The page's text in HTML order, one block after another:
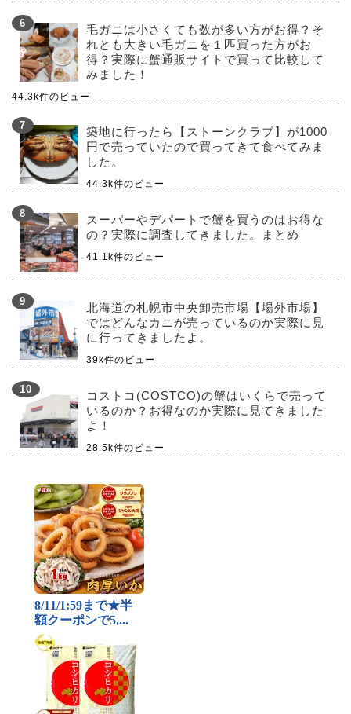
毛ガニは小さくても数が多い方がお得？そ
れとも大きい毛ガニを１匹買った方がお
得？実際に蟹通販サイトで買って比較して
みました！
44.3k件のビュー
築地に行ったら【ストーンクラブ】が1000
円で売っていたので買ってきて食べてみま
した。
44.3k件のビュー
スーパーやデパートで蟹を買うのはお得な
の？実際に調査してきました。まとめ
41.1k件のビュー
北海道の札幌市中央卸売市場【場外市場】
ではどんなカニが売っているのか実際に見
に行ってきましたよ。
39k件のビュー
コストコ(COSTCO)の蟹はいくらで売って
いるのか？お得なのか実際に見てきました
よ！
28.5k件のビュー